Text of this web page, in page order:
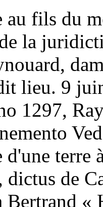
au fils du
la
lieu. 9
1297,
d'une terre
dictus de
Bertrand «